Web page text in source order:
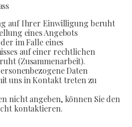
auf Ihrer Einwilligung beruht
eines Angebots
im Falle eines
auf einer rechtlichen
(Zusammenarbeit).
Daten
uns in Kontakt treten zu
nicht angeben, können Sie den
kontaktieren.